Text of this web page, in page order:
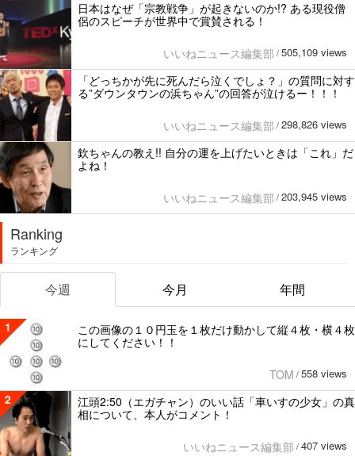
日本はなぜ「宗教戦争」が起きないのか!? ある現役僧
侶のスピーチが世界中で賞賛される！
いいねニュース編集部 / 505,109 views
「どっちかが先に死んだら泣くでしょ？」の質問に対す
る”ダウンタウンの浜ちゃん”の回答が泣けるー！！！
いいねニュース編集部 / 298,826 views
欽ちゃんの教え!! 自分の運を上げたいときは「これ」だ
よね！
いいねニュース編集部 / 203,945 views
Ranking
ランキング
今週 今月 年間
1
この画像の１０円玉を１枚だけ動かして縦４枚・横４枚
にしてください！！
TOM / 558 views
2
江頭2:50（エガチャン）のいい話「車いすの少女」の真
相について、本人がコメント！
いいねニュース編集部 / 407 views